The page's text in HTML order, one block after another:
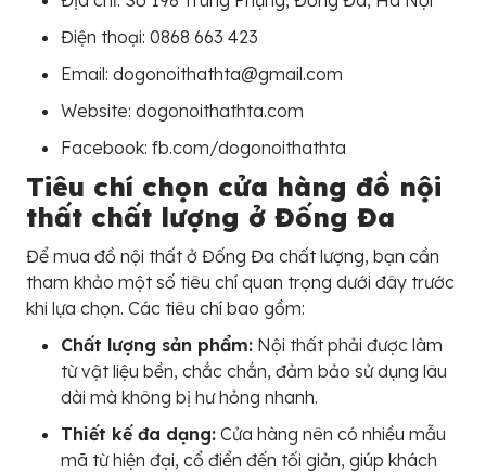
Điện thoại: 0868 663 423
Email: dogonoithathta@gmail.com
Website: dogonoithathta.com
Facebook: fb.com/dogonoithathta
Tiêu chí chọn cửa hàng đồ nội
thất chất lượng ở Đống Đa
Để mua đồ nội thất ở Đống Đa chất lượng, bạn cần
tham khảo một số tiêu chí quan trọng dưới đây trước
khi lựa chọn. Các tiêu chí bao gồm:
Chất lượng sản phẩm: Nội thất phải được làm
từ vật liệu bền, chắc chắn, đảm bảo sử dụng lâu
dài mà không bị hư hỏng nhanh.
Thiết kế đa dạng: Cửa hàng nên có nhiều mẫu
mã từ hiện đại, cổ điển đến tối giản, giúp khách